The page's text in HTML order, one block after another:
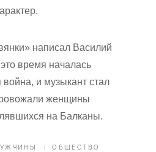
написал Василий
время началась
и музыкант стал
женщины
на Балканы.
ОБЩЕСТВО